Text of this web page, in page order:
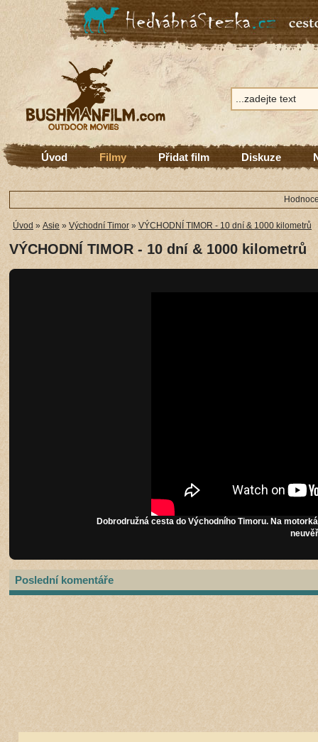
Úvod Filmy Přidat film Diskuze
Úvod » Asie » Východní Timor » VÝCHODNÍ TIMOR - 10 dní & 1000 kilometrů
VÝCHODNÍ TIMOR - 10 dní & 1000 kilometrů
Dobrodružná cesta do Východního Timoru. Na
Poslední komentáře